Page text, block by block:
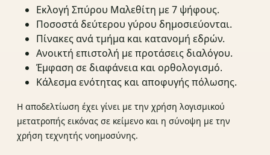
Εκλογή Σπύρου Μαλεθίτη με 7 ψήφους.
Ποσοστά δεύτερου γύρου δημοσιεύονται.
Πίνακες ανά τμήμα και κατανομή εδρών.
Ανοικτή επιστολή με προτάσεις διαλόγου.
Έμφαση σε διαφάνεια και ορθολογισμό.
Κάλεσμα ενότητας και αποφυγής πόλωσης.
Η αποδελτίωση έχει γίνει με την χρήση λογισμικού
μετατροπής εικόνας σε κείμενο και η σύνοψη με την
χρήση τεχνητής νοημοσύνης.